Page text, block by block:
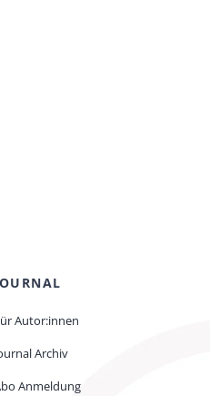
Autor:innen
Archiv
Anmeldung